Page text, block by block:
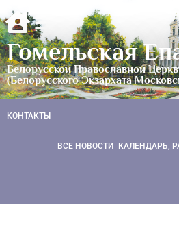
Гомельская
Белорусской Православной
(Белорусского Экзархата
КОНТАКТЫ
ВСЕ НОВОСТИ КАЛЕНДАРЬ,